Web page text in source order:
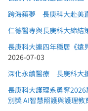
跨海築夢 長庚科大赴美
仁德醫專與長庚科大締
長庚科大連四年穩居《遠
2026-07-03
深化永續醫療 長庚科大
長庚科大護理系勇奪
別獎 AI智慧照護與護理